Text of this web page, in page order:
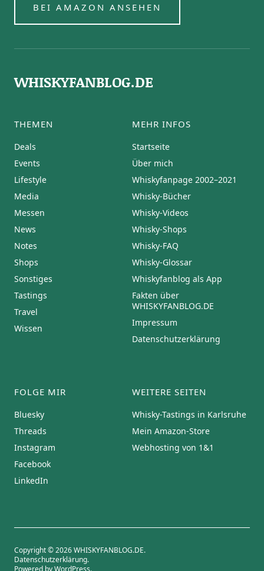
BEI AMAZON ANSEHEN
WHISKYFANBLOG.DE
THEMEN
Deals
Events
Lifestyle
Media
Messen
News
Notes
Shops
Sonstiges
Tastings
Travel
Wissen
MEHR INFOS
Startseite
Über mich
Whiskyfanpage 2002–2021
Whisky-Bücher
Whisky-Videos
Whisky-Shops
Whisky-FAQ
Whisky-Glossar
Whiskyfanblog als App
Fakten über
WHISKYFANBLOG.DE
Impressum
Datenschutzerklärung
FOLGE MIR
Bluesky
Threads
Instagram
Facebook
LinkedIn
WEITERE SEITEN
Whisky-Tastings in Karlsruhe
Mein Amazon-Store
Webhosting von 1&1
Copyright © 2026 WHISKYFANBLOG.DE
Datenschutzerklärung
Powered byWordPress